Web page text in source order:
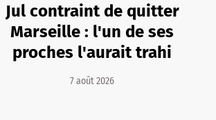
Jul contraint de quitter
Marseille : l'un de ses
proches l'aurait trahi
7 août 2026